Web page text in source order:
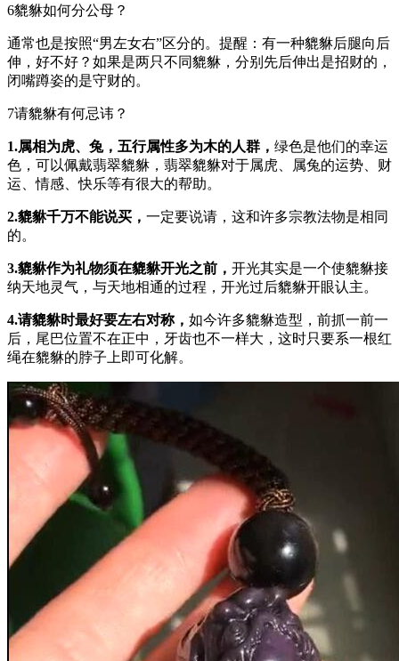
6貔貅如何分公母？
通常也是按照“男左女右”区分的。提醒：有一种貔貅后腿向后
伸，好不好？如果是两只不同貔貅，分别先后伸出是招财的，
闭嘴蹲姿的是守财的。
7请貔貅有何忌讳？
1.属相为虎、兔，五行属性多为木的人群， 绿色是他们的幸运
色，可以佩戴翡翠貔貅，翡翠貔貅对于属虎、属兔的运势、财
运、情感、快乐等有很大的帮助。
2.貔貅千万不能说买， 一定要说请，这和许多宗教法物是相同
的。
3.貔貅作为礼物须在貔貅开光之前， 开光其实是一个使貔貅接
纳天地灵气，与天地相通的过程，开光过后貔貅开眼认主。
4.请貔貅时最好要左右对称， 如今许多貔貅造型，前抓一前一
后，尾巴位置不在正中，牙齿也不一样大，这时只要系一根红
绳在貔貅的脖子上即可化解。